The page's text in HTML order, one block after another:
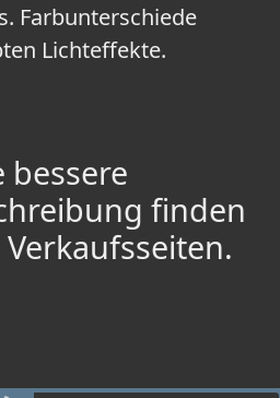
Farbunterschiede
Lichteffekte.
bessere
finden